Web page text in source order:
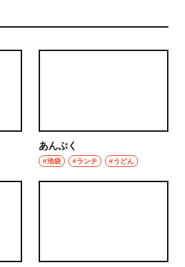
あんぷく
#池袋 #ランチ #うどん